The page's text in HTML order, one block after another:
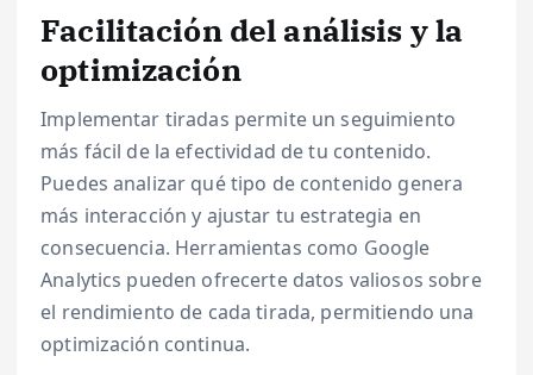
Facilitación del análisis y la
optimización
Implementar tiradas permite un seguimiento
más fácil de la efectividad de tu contenido.
Puedes analizar qué tipo de contenido genera
más interacción y ajustar tu estrategia en
consecuencia. Herramientas como Google
Analytics pueden ofrecerte datos valiosos sobre
el rendimiento de cada tirada, permitiendo una
optimización continua.